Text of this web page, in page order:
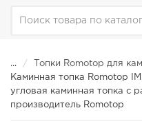
...
Топки Romotop для
Каминная топка Romotop
угловая каминная топка с
производитель Romotop